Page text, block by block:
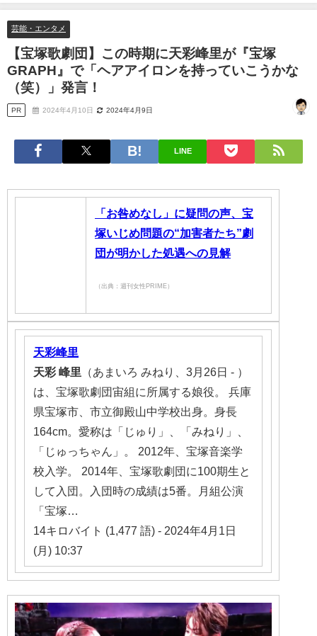
GRAPH』で「ヘアアイロンを持っていこうかな（笑）」発言！
芸能・エンタメ
【宝塚歌劇団】この時期に天彩峰里が『宝塚
GRAPH』で「ヘアアイロンを持っていこうかな
（笑）」発言！
PR 2024年4月10日 2024年4月9日
LINE
「お咎めなし」に疑問の声、宝
塚いじめ問題の“加害者たち”劇
団が明かした処遇への見解
（出典：週刊女性PRIME）
天彩峰里
天彩 峰里 （あまいろ みねり、3月26日 - ）
は、宝塚歌劇団宙組に所属する娘役。 兵庫
県宝塚市、市立御殿山中学校出身。身長
164cm。愛称は「じゅり」、「みねり」、
「じゅっちゃん」。 2012年、宝塚音楽学
校入学。 2014年、宝塚歌劇団に100期生と
して入団。入団時の成績は5番。月組公演
「宝塚…
14キロバイト (1,477 語) - 2024年4月1日
(月) 10:37